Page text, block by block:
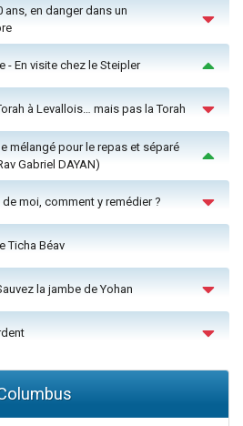
ans, en danger dans un
- En visite chez le Steipler
à Levallois… mais pas la Torah
mélangé pour le repas et séparé
Gabriel DAYAN)
moi, comment y remédier ?
Ticha Béav
la jambe de Yohan